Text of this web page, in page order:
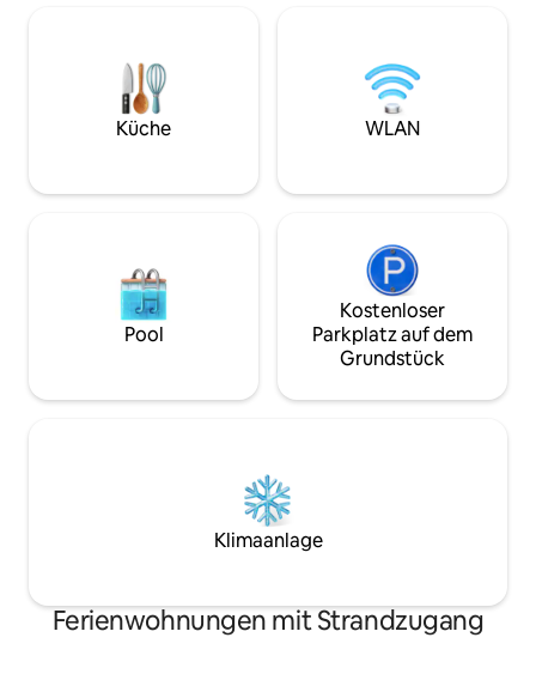
der Bewohner suchen. Reisende, die
Komfort, Modernität und die Garantie
eines Aufenthalts ohne unerwartete
Ereignisse bevorzugen, werden
schätzen, sollten
LIES vor der
und Regeln
Küche WLAN
Pool
Kostenloser
Parkplatz auf dem
Grundstück
Klimaanlage
Ferienwohnungen mit Strandzugang